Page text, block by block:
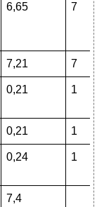
6,65 7
7,21 7
0,21 1
0,21 1
0,24 1
7,4